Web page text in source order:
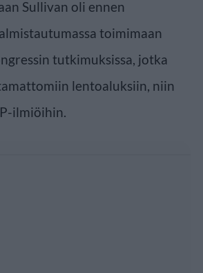
Sullivan oli ennen
toimimaan
tutkimuksissa, jotka
lentoaluksiin, niin
ilmiöihin.